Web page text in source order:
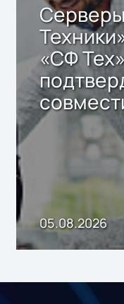
«СФ
05.08.2026